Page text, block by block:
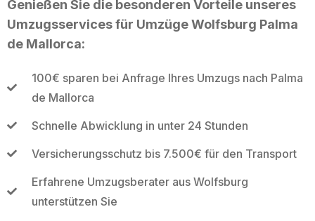
Genießen Sie die besonderen Vorteile unseres
Umzugsservices für Umzüge Wolfsburg Palma
de Mallorca:
100€ sparen bei Anfrage Ihres Umzugs nach Palma
de Mallorca
Schnelle Abwicklung in unter 24 Stunden
Versicherungsschutz bis 7.500€ für den Transport
Erfahrene Umzugsberater aus Wolfsburg
unterstützen Sie